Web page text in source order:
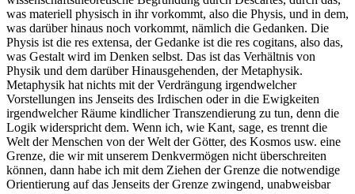
was materiell physisch in ihr vorkommt, also die Physis, und in dem,
was darüber hinaus noch vorkommt, nämlich die Gedanken. Die
Physis ist die res extensa, der Gedanke ist die res cogitans, also das,
was Gestalt wird im Denken selbst. Das ist das Verhältnis von
Physik und dem darüber Hinausgehenden, der Metaphysik.
Metaphysik hat nichts mit der Verdrängung irgendwelcher
Vorstellungen ins Jenseits des Irdischen oder in die Ewigkeiten
irgendwelcher Räume kindlicher Transzendierung zu tun, denn die
Logik widerspricht dem. Wenn ich, wie Kant, sage, es trennt die
Welt der Menschen von der Welt der Götter, des Kosmos usw. eine
Grenze, die wir mit unserem Denkvermögen nicht überschreiten
können, dann habe ich mit dem Ziehen der Grenze die notwendige
Orientierung auf das Jenseits der Grenze zwingend, unabweisbar